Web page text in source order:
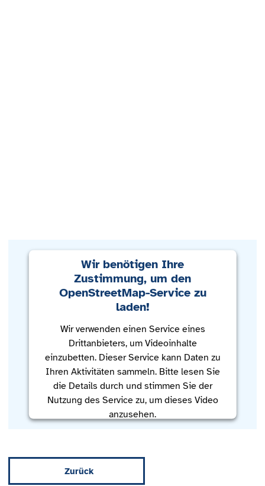
Wir benötigen Ihre
Zustimmung, um den
OpenStreetMap-Service zu
laden!
Wir verwenden einen Service eines
Drittanbieters, um Videoinhalte
einzubetten. Dieser Service kann Daten zu
Ihren Aktivitäten sammeln. Bitte lesen Sie
die Details durch und stimmen Sie der
Nutzung des Service zu, um dieses Video
anzusehen.
Zurück